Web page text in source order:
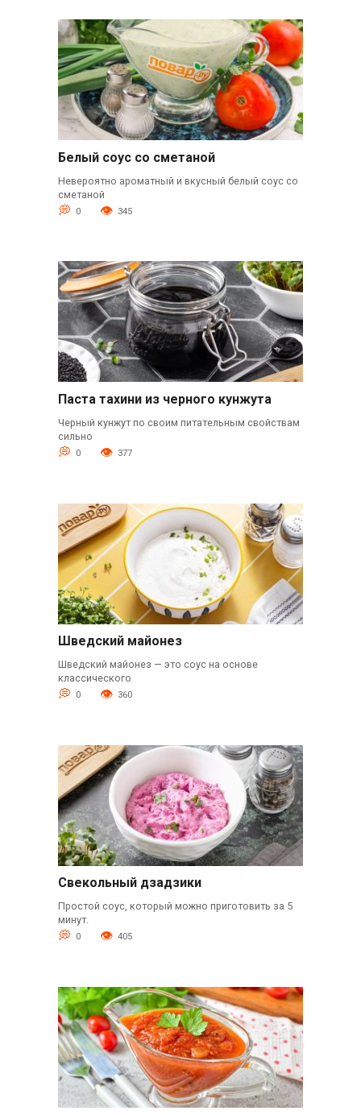
Белый соус со сметаной
Невероятно ароматный и вкусный белый соус со
сметаной
0 345
Паста тахини из черного кунжута
Черный кунжут по своим питательным свойствам
сильно
0 377
Шведский майонез
Шведский майонез — это соус на основе
классического
0 360
Свекольный дзадзики
Простой соус, который можно приготовить за 5
минут.
0 405